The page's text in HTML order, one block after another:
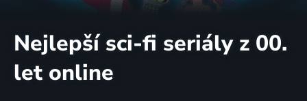
Nejlepší sci-fi seriály z 00.
let online